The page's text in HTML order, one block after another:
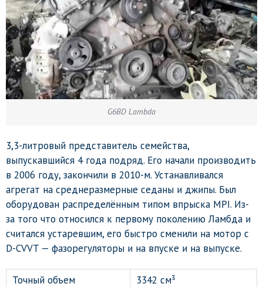
G6BD Lambda
3,3-литровый представитель семейства,
выпускавшийся 4 года подряд. Его начали производить
в 2006 году, закончили в 2010-м. Устанавливался
агрегат на среднеразмерные седаны и джипы. Был
оборудован распределённым типом впрыска MPI. Из-
за того что относился к первому поколению Ламбда и
считался устаревшим, его быстро сменили на мотор с
D-CVVT — фазорегуляторы и на впуске и на выпуске.
Точный объем
3342 см³